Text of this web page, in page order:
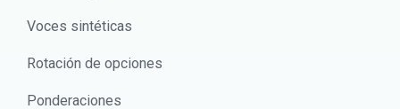
Voces sintéticas
Rotación de opciones
Ponderaciones